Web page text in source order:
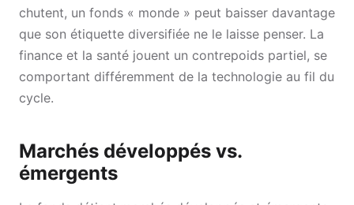
chutent, un fonds « monde » peut baisser davantage
que son étiquette diversifiée ne le laisse penser. La
finance et la santé jouent un contrepoids partiel, se
comportant différemment de la technologie au fil du
cycle.
Marchés développés vs.
émergents